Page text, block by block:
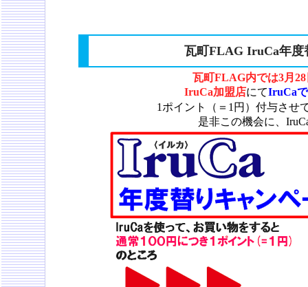
瓦町FLAG IruCa年度
瓦町FLAG内では3月
IruCa加盟店にてIruCa
1ポイント（＝1円）付与させ
是非この機会に、